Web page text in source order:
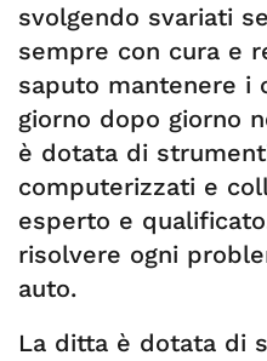
svolgendo svariati
sempre con cura e
saputo mantenere i
giorno dopo giorno
è dotata di
computerizzati e
esperto e
risolvere ogni
auto.
La ditta è dotata di